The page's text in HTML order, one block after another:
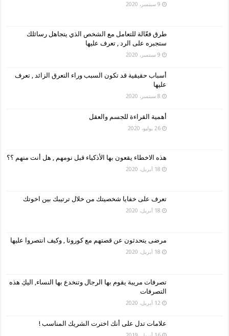
9 سبتمبر، 2020
طرق فعّالة للتعامل مع الشخص الذي يتجاهل رسائلك
ستجبره على الرد , تعرف عليها
9 سبتمبر، 2020
أسباب حقيقية قد تكون السبب وراء التعرق الزائد , تعرف
عليها
8 سبتمبر، 2020
أهمية القراءة للجسم والعقل
26 يوليو، 2020
هذه الاخطاء يقعون بها الأذكياء قبل نومهم , هل أنت منهم ؟؟
18 أبريل، 2020
تعرف على خفايا شخصيتك من خلال ترتيبك بين اخوتك
18 أبريل، 2020
مرضى يتحدثون عن قصتهم مع كورونا , وكيف انتصروا عليها
18 أبريل، 2020
تصرفات مريبة يقوم بها الرجال وتنخدع بها النساء, اليكِ هذه
التصرفات
12 أبريل، 2020
علامات تدل على أنك اخترت الشريك المناسب !